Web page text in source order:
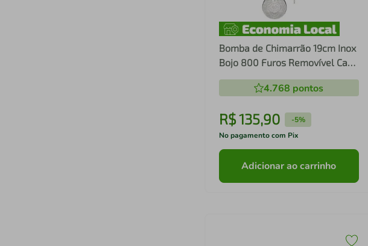
Bomba de Chimarrão 19cm Inox
Bojo 800 Furos Removível Cano
Trabalhado Tererê
4.768 pontos
R$135,90 -5%
No pagamento com Pix
Adicionar ao carrinho